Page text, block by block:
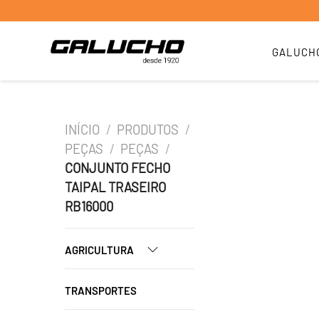
INÍCIO / PRODUTOS /
PEÇAS / PEÇAS /
CONJUNTO FECHO
TAIPAL TRASEIRO
RB16000
AGRICULTURA
TRANSPORTES